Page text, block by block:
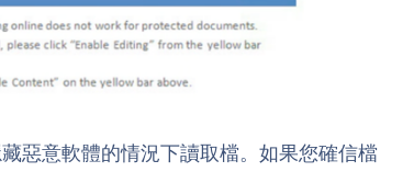
惡意軟體的情況下讀取檔。如果您確信檔